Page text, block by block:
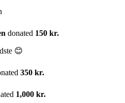
donated 150 kr.
😊
350 kr.
1,000 kr.